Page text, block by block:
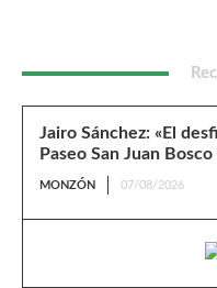
Jairo Sánchez: «El
Paseo San Juan
MONZÓN 07/08/2026